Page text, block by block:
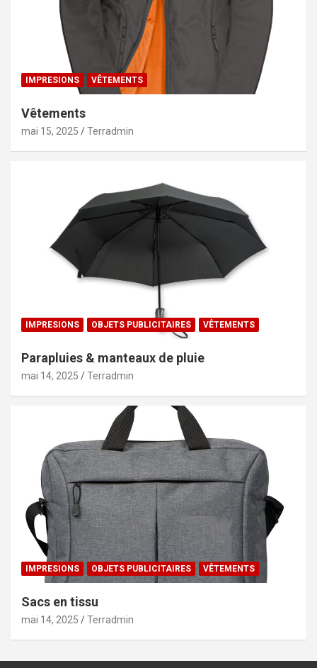
IMPRESIONS VÊTEMENTS
Vêtements
mai 15, 2025 Terradmin
IMPRESIONS OBJETS PUBLICITAIRES VÊTEMENTS
Parapluies & manteaux de pluie
mai 14, 2025 Terradmin
IMPRESIONS OBJETS PUBLICITAIRES VÊTEMENTS
Sacs en tissu
mai 14, 2025 Terradmin